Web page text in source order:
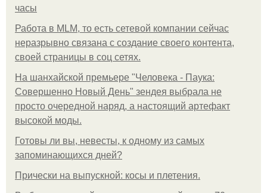
часы
Работа в MLM, то есть сетевой компании сейчас
неразрывно связана с создание своего контента,
своей страницы в соц сетях.
На шанхайской премьере "Человека - Паука:
Совершенно Новый День" зендея выбрала не
просто очередной наряд, а настоящий артефакт
высокой моды.
Готовы ли вы, невесты, к одному из самых
запоминающихся дней?
Прически на выпускной: косы и плетения.